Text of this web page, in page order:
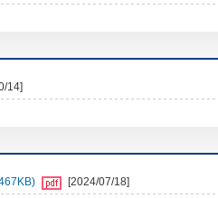
14]
[2024/07/18]